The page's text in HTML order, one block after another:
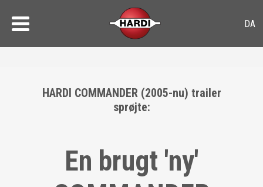
HARDI COMMANDER (2005-nu) trailer
sprøjte:
En brugt 'ny'